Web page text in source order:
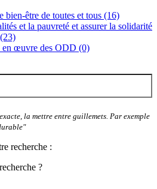
bien-être de toutes et tous (16)
et la pauvreté et assurer la solidarité
en œuvre des ODD (0)
la mettre entre guillemets. Par exemple
recherche :
?